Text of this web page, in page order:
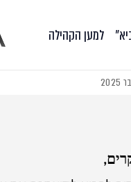
למען הקהילה